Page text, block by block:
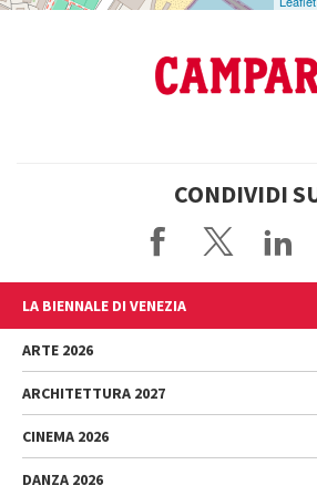
CONDIVIDI
LA BIENNALE DI VENEZIA
L'Istituzione
Cariche istituzionali
Storia
Luoghi
Sponsorship
ARTE 2026
Esposizione
Intervento di Pietrangelo Buttafuoco
Intervento di Koyo Kouoh / La squadra di
ARCHITETTURA 2027
Mostra
CINEMA 2026
Mostra
DANZA 2026